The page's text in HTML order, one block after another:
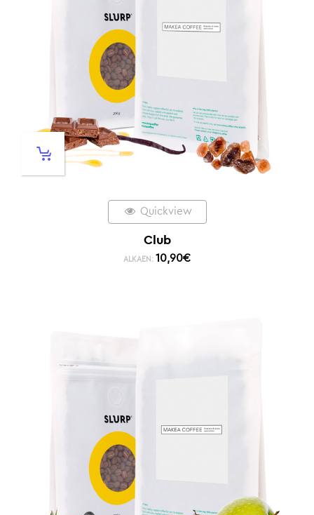
Quickview
Club
ALKAEN: 10,90€